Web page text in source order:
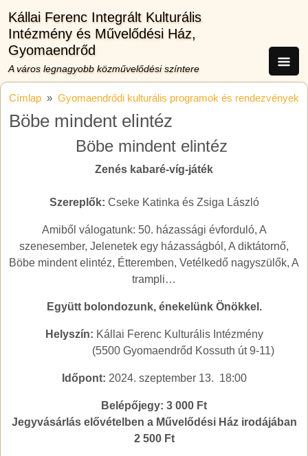
Kállai Ferenc Integrált Kulturális
Intézmény és Művelődési Ház,
Gyomaendrőd
A város legnagyobb közművelődési színtere
Címlap Gyomaendrődi kulturális programok és rendezvények
Böbe mindent elintéz
Böbe mindent elintéz
Zenés kabaré-víg-játék
Szereplők: Cseke Katinka és Zsiga László
Amiből válogatunk: 50. házassági évforduló, A
szenesember, Jelenetek egy házasságból, A diktátornő,
Böbe mindent elintéz, Étteremben, Vetélkedő nagyszülők, A
trampli…
Együtt bolondozunk, énekelünk Önökkel.
Helyszín: Kállai Ferenc Kulturális Intézmény
(5500 Gyomaendrőd Kossuth út 9-11)
Időpont: 2024. szeptember 13. 18:00
Belépőjegy: 3 000 Ft
Jegyvásárlás elővételben a Művelődési Ház irodájában
2 500 Ft